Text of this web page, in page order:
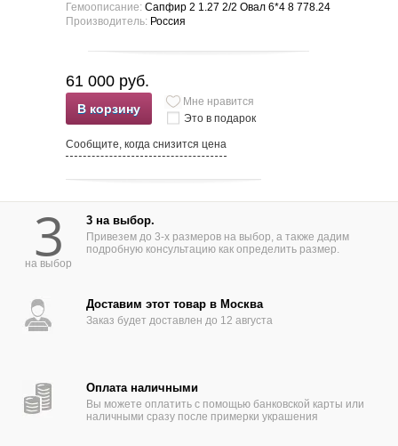
Гемоописание: Сапфир 2 1.27 2/2 Овал 6*4 8 778.24
Производитель: Россия
61 000 руб.
В корзину
Мне нравится
Это в подарок
Сообщите, когда снизится цена
3
на выбор
3 на выбор.
Привезем до 3-х размеров на выбор, а также дадим
подробную консультацию как определить размер.
Доставим этот товар в Москва
Заказ будет доставлен до 12 августа
Оплата наличными
Вы можете оплатить с помощью банковской карты или
наличными сразу после примерки украшения